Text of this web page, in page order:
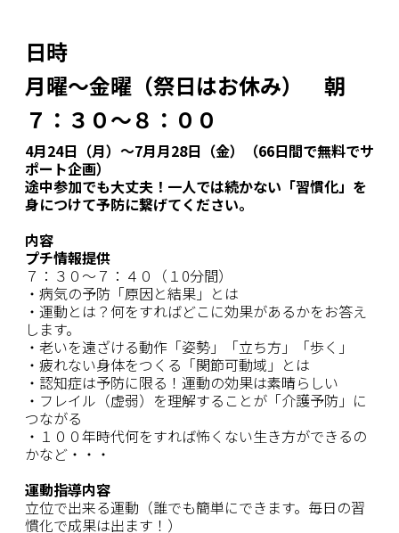
日時
月曜〜金曜（祭日はお休み） 朝
７：３０〜８：００
4月24日（月）〜7月月28日（金）（66日間で無料でサ
ポート企画）
途中参加でも大丈夫！一人では続かない「習慣化」を
身につけて予防に繋げてください。
内容
プチ情報提供
７：３０〜７：４０（１0分間）
・病気の予防「原因と結果」とは
・運動とは？何をすればどこに効果があるかをお答え
します。
・老いを遠ざける動作「姿勢」「立ち方」「歩く」
・疲れない身体をつくる「関節可動域」とは
・認知症は予防に限る！運動の効果は素晴らしい
・フレイル（虚弱）を理解することが「介護予防」に
つながる
・１００年時代何をすれば怖くない生き方ができるの
かなど・・・
運動指導内容
立位で出来る運動（誰でも簡単にできます。毎日の習
慣化で成果は出ます！）